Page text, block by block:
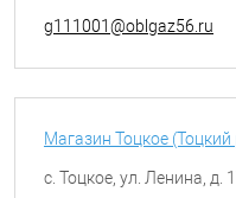
g111001@oblgaz56.ru
Магазин Тоцкое
с. Тоцкое, ул. Ленина, д.